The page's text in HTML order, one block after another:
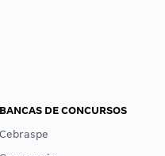
BANCAS DE CONCURSOS
Cebraspe